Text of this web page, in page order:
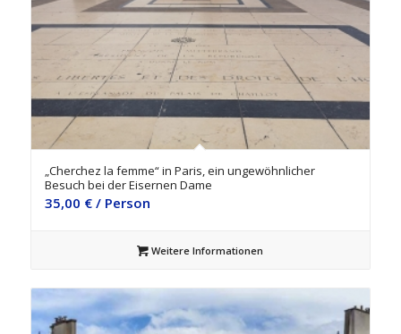
5.00
„Cherchez la femme“ in Paris, ein ungewöhnlicher
Besuch bei der Eisernen Dame
35,00 €/ Person
Weitere Informationen